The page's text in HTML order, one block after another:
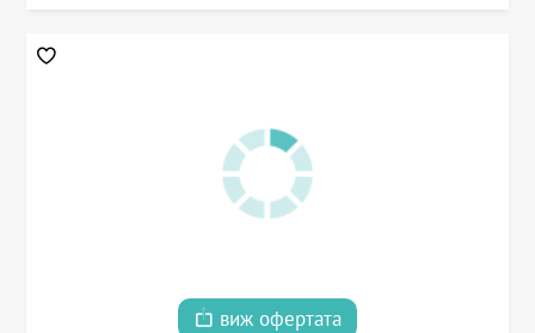
виж офертата